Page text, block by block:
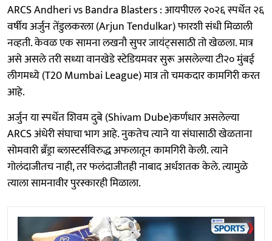
ARCS Andheri vs Bandra Blasters : आयपीएल २०२६ स्पर्धेत २६
वर्षीय अर्जुन तेंडुलकरला (Arjun Tendulkar) फारशी संधी मिळाली
नव्हती. केवळ एक सामना लखनौ सुपर जायंट्ससाठी तो खेळला. मात्र
असे असले तरी सध्या वानखेडे स्टेडियमवर सुरू असलेल्या टी२० मुंबई
लीगमध्ये (T20 Mumbai League) मात्र तो चमकदार कामगिरी करत
आहे.
अर्जुन या स्पर्धेत शिवम दुबे (Shivam Dube)कर्णधार असलेल्या
ARCS अंधेरी संघाचा भाग आहे. नुकतेच त्याने या संघासाठी खेळताना
सोमवारी ब्रँड्रा ब्लास्टर्सविरुद्ध अफलातून कामगिरी केली. त्याने
गोलंदाजीतच नाही, तर फलंदाजीतही नाबाद अर्धशतक केले. त्यामुळे
त्याला सामनावीर पुरस्कारही मिळाला.